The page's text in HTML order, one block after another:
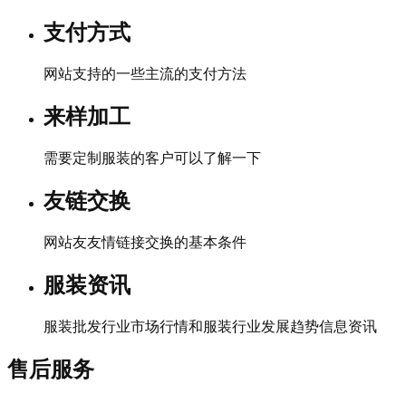
支付方式
网站支持的一些主流的支付方法
来样加工
需要定制服装的客户可以了解一下
友链交换
网站友友情链接交换的基本条件
服装资讯
服装批发行业市场行情和服装行业发展趋势信息资讯
售后服务